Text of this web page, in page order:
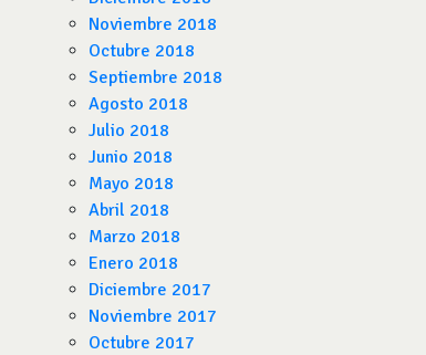
Noviembre 2018
Octubre 2018
Septiembre 2018
Agosto 2018
Julio 2018
Junio 2018
Mayo 2018
Abril 2018
Marzo 2018
Enero 2018
Diciembre 2017
Noviembre 2017
Octubre 2017